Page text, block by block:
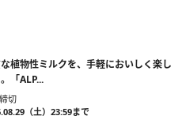
植物性ミルクを、手軽においしく楽し
「ALP...
切
（土）23:59まで